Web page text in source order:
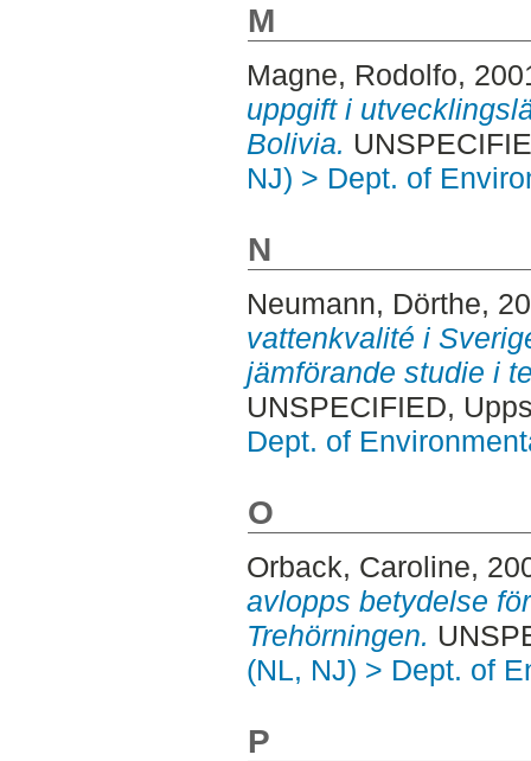
M
Magne, Rodolfo,
uppgift i
Bolivia.
NJ) > Dept. of
N
Neumann, Dörthe,
vattenkvalité i
jämförande studie i
UNSPECIFIED,
Dept. of
O
Orback, Caroline,
avlopps betydelse
Trehörningen.
(NL, NJ) > Dept. of
P